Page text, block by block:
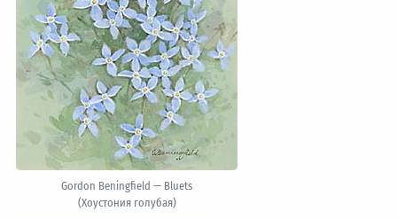
Gordon Beningfield — Bluets
(Хоустония голубая)